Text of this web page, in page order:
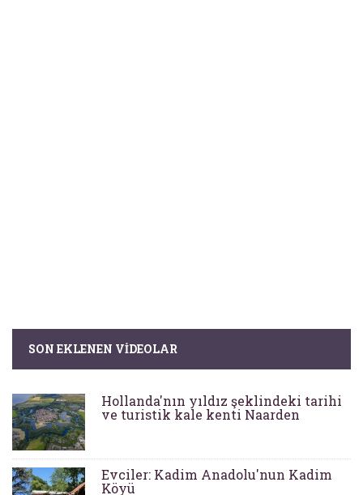
SON EKLENEN VIDEOLAR
Hollanda'nın yıldız şeklindeki tarihi
ve turistik kale kenti Naarden
Evciler: Kadim Anadolu'nun Kadim
Köyü